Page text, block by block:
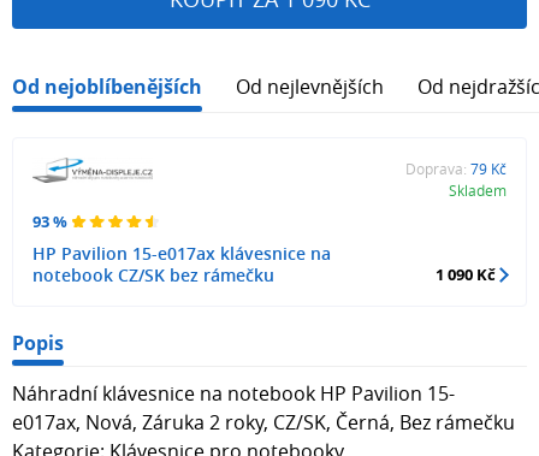
Od nejoblíbenějších Od nejlevnějších Od
93 %
HP Pavilion 15-e017ax klávesnice na
notebook CZ/SK bez rámečku
Doprava: 79 Kč
Skladem
1 090 Kč
Popis
Náhradní klávesnice na notebook HP Pavilion 15-
e017ax, Nová, Záruka 2 roky, CZ/SK, Černá, Bez rámečku